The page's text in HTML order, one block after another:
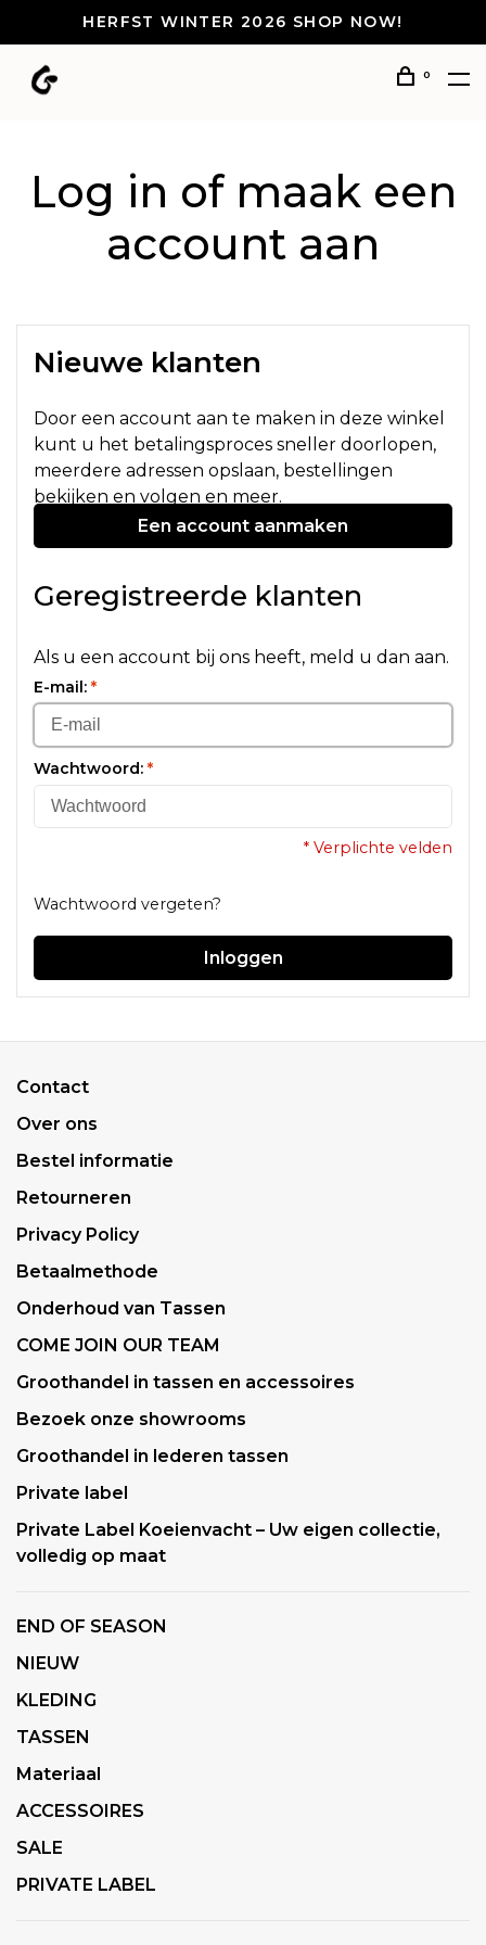
HERFST WINTER 2026 SHOP NOW!
0
Log in of maak een
account aan
Nieuwe klanten
Door een account aan te maken in deze winkel
kunt u het betalingsproces sneller doorlopen,
meerdere adressen opslaan, bestellingen
bekijken en volgen en meer.
Een account aanmaken
Geregistreerde klanten
Als u een account bij ons heeft, meld u dan aan.
E-mail: *
Wachtwoord: *
* Verplichte velden
Wachtwoord vergeten?
Inloggen
Contact
Over ons
Bestel informatie
Retourneren
Privacy Policy
Betaalmethode
Onderhoud van Tassen
COME JOIN OUR TEAM
Groothandel in tassen en accessoires
Bezoek onze showrooms
Groothandel in lederen tassen
Private label
Private Label Koeienvacht – Uw eigen collectie,
volledig op maat
END OF SEASON
NIEUW
KLEDING
TASSEN
Materiaal
ACCESSOIRES
SALE
PRIVATE LABEL